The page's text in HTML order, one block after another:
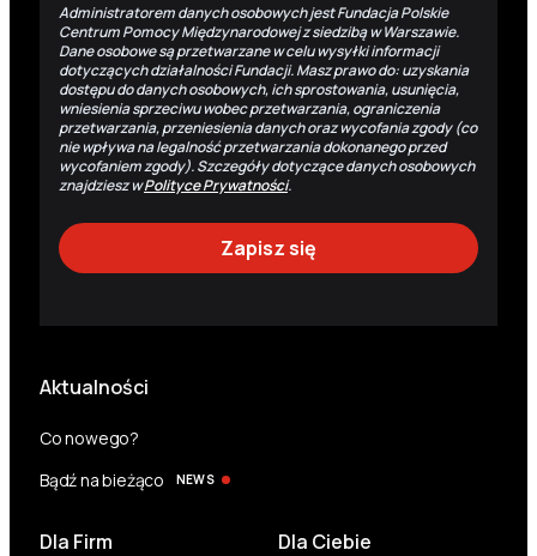
Administratorem danych osobowych jest Fundacja Polskie
Centrum Pomocy Międzynarodowej z siedzibą w Warszawie.
Dane osobowe są przetwarzane w celu wysyłki informacji
dotyczących działalności Fundacji. Masz prawo do: uzyskania
dostępu do danych osobowych, ich sprostowania, usunięcia,
wniesienia sprzeciwu wobec przetwarzania, ograniczenia
przetwarzania, przeniesienia danych oraz wycofania zgody (co
nie wpływa na legalność przetwarzania dokonanego przed
wycofaniem zgody). Szczegóły dotyczące danych osobowych
znajdziesz wPolityce Prywatności.
Aktualności
Co nowego?
Bądź na bieżąco
NEWS
Dla Firm Dla Ciebie